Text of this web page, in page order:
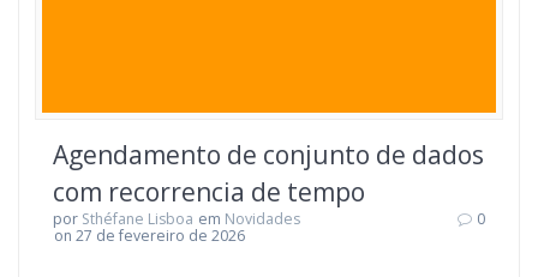
Agendamento de conjunto de dados
com recorrencia de tempo
por Sthéfane Lisboa em Novidades
on 27 de fevereiro de 2026
0